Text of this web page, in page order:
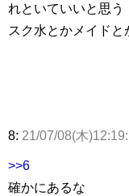
れといていいと思う
スク水とかメイド
8: 21/07/08(木
>>6
確かにあるな